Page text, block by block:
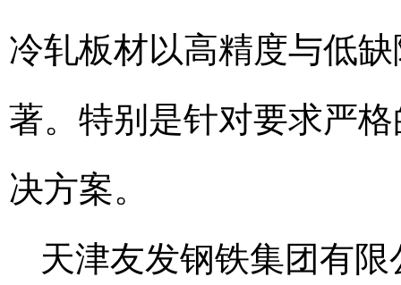
冷轧板材以高精度与低
著。特别是针对要求严
决方案。
天津友发钢铁集团有限